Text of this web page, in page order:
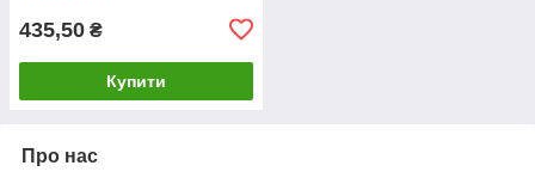
435,50 ₴
Купити
Про нас